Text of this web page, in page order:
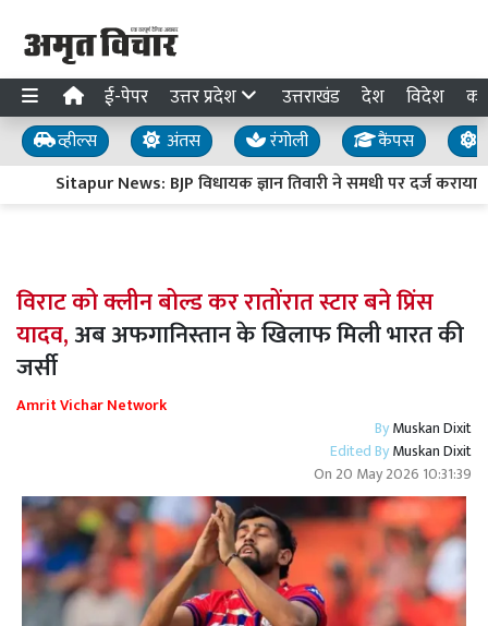
ई-पेपर उत्तर प्रदेश उत्तराखंड देश विदेश
व्हील्स अंतस रंगोली कैंपस
Sitapur News: BJP विधायक ज्ञान तिवारी ने समधी पर दर्ज
विराट को क्लीन बोल्ड कर रातोंरात स्टार बने प्रिंस
यादव,अब अफगानिस्तान के खिलाफ मिली भारत की
जर्सी
Amrit Vichar Network
ByMuskan Dixit
Edited ByMuskan Dixit
On 20 May 2026 10:31:39